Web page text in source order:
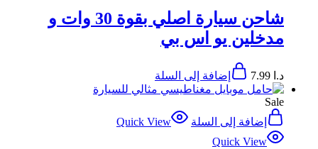
شاحن سيارة اصلي بقوة 30 وات و
مدخلين يو اس بي
د.ا إضافة إلى السلة
Sale
إضافة إلى السلة
Quick View
Quick View